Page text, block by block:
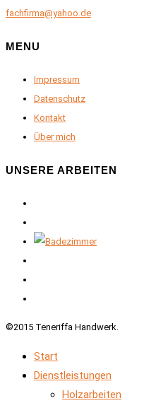
fachfirma@yahoo.de
MENU
Impressum
Datenschutz
Kontakt
Über mich
UNSERE ARBEITEN
©2015 Teneriffa Handwerk.
Start
Dienstleistungen
Holzarbeiten